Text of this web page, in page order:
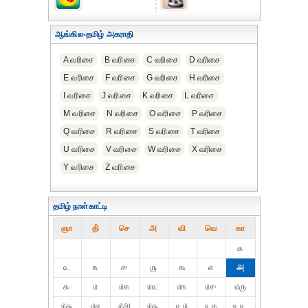
ஆங்கில-தமிழ் அகராதி
A வரிசை B வரிசை C வரிசை
D வரிசை
E வரிசை
F வரிசை G வரிசை
H வரிசை
I வரிசை
J வரிசை K வரிசை
L வரிசை
M வரிசை
N வரிசை O வரிசை
P வரிசை
Q வரிசை
R வரிசை S வரிசை
T வரிசை
U வரிசை
V வரிசை W வரிசை
X வரிசை
Y வரிசை
Z வரிசை
தமிழ் நாள்காட்டி
ஞா தி் செ அ வி வெ கா
௧
௨
௩ ௪ ௫ ௬ ௭
௮
௯
௰ ௰௧ ௰௨ ௰௩ ௰௪
௰௫
௰௬
௰௭ ௰௮ ௰௯ ௨௰ ௨௧
௨௨